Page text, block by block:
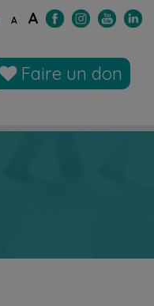
A A
Faire un don